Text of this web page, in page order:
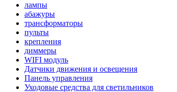
лампы
абажуры
трансформаторы
пульты
крепления
диммеры
WIFI модуль
Датчики движения и освещения
Панель управления
Уходовые средства для светильников